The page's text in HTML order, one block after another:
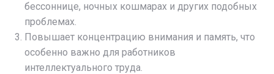
бессоннице, ночных кошмарах и других подобных
проблемах.
Повышает концентрацию внимания и память, что
особенно важно для работников
интеллектуального труда.